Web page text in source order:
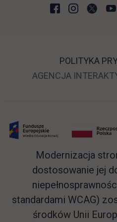
POLITYKA
AGENCJA
Modernizacja
dostosowanie jej
standardami WCAG)
środków Unii